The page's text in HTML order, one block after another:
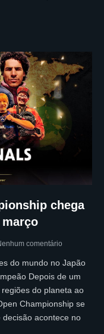
chega
março
comentário
do mundo no Japão
Depois de um
do planeta ao
Championship se
acontece no